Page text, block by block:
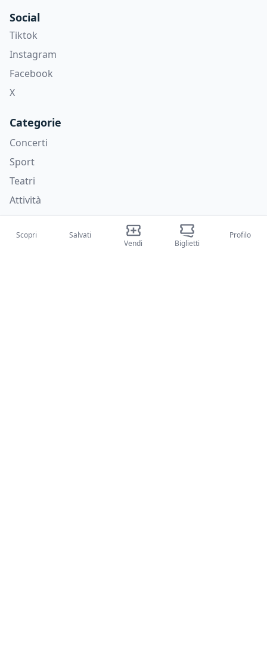
Social
Tiktok
Instagram
Facebook
X
Categorie
Concerti
Sport
Teatri
Attività
Chi siamo
Scopri
Salvati
Vendi
Biglietti
Profilo